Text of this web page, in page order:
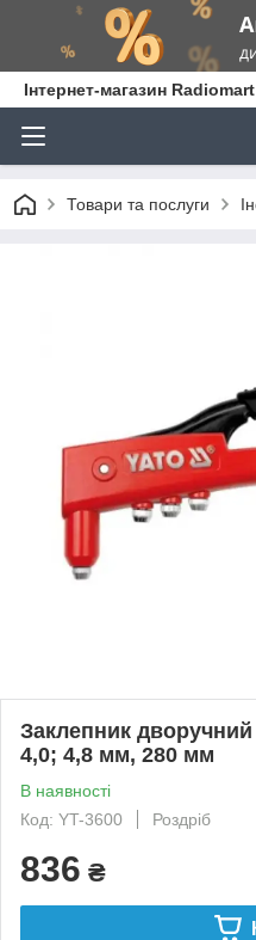
Інтернет-магазин Radiomart
Товари та послуги
Заклепник дворучний
4,0; 4,8 мм, 280 мм
В наявності
Код: YT-3600
Роздріб
836 ₴